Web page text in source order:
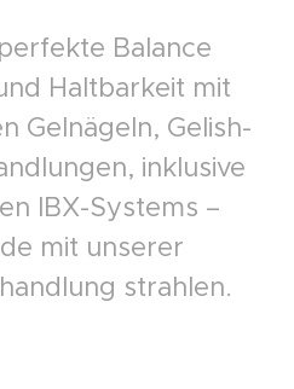
Balance
Haltbarkeit mit
Gelnägeln, Gelish-
inklusive
IBX-Systems –
mit unserer
strahlen.